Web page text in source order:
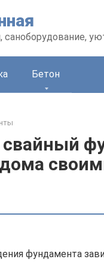
саноборудование,
Бетон
свайный
фундамента